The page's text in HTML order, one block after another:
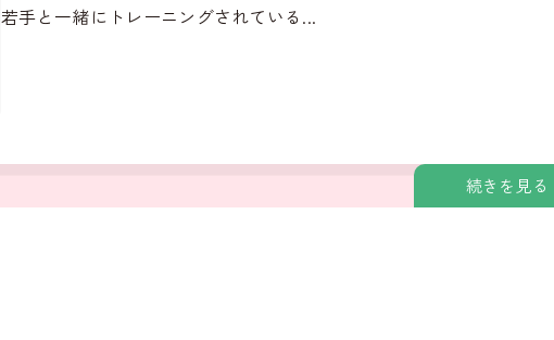
若手と一緒にトレーニングされている...
続きを見る